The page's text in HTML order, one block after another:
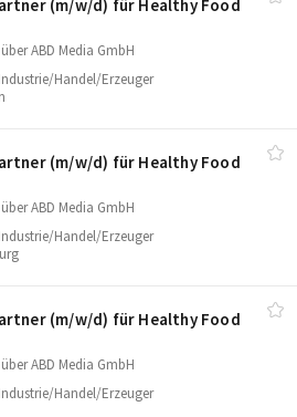
(m/​w/​d) für Healthy Food
ABD Media GmbH
Handel/Erzeuger
(m/​w/​d) für Healthy Food
ABD Media GmbH
Handel/Erzeuger
(m/​w/​d) für Healthy Food
ABD Media GmbH
Handel/Erzeuger